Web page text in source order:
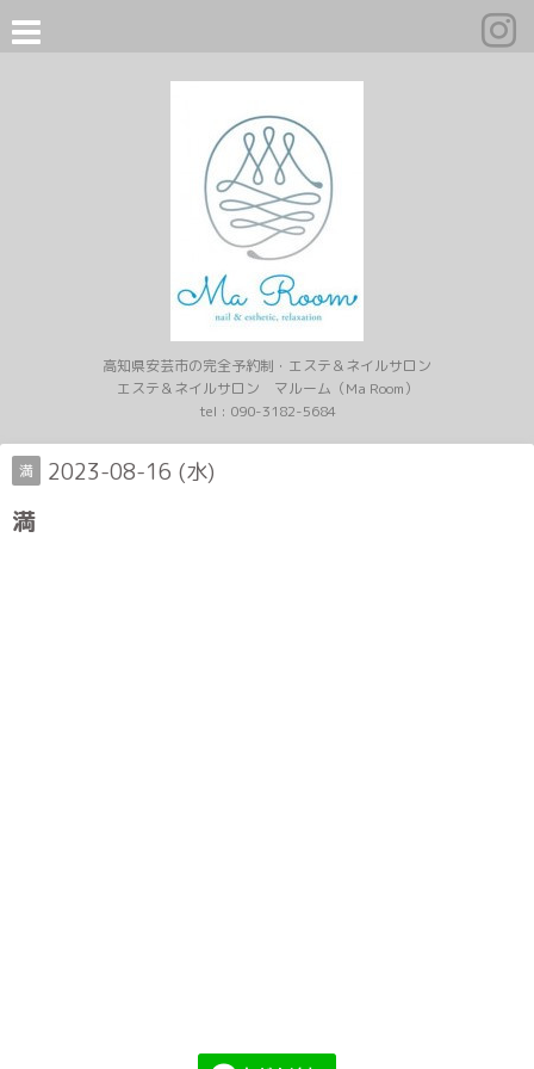
高知県安芸市の完全予約制・エステ＆ネイルサロン
エステ＆ネイルサロン マルーム（Ma Room）
tel : 090-3182-5684
満 2023-08-16 (水)
満